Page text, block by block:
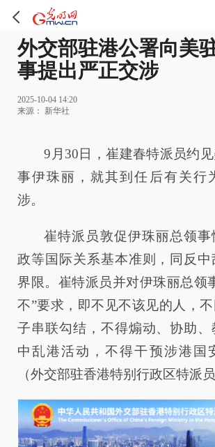
外交部驻港公署向美
事提出严正交涉
2025-10-04 14:20
来源： 新华社
9月30日，崔建春特派员约
事伊珠丽，就其到任后有关行
涉。
崔特派员敦促伊珠丽总领事
政等国际关系基本准则，同反
界限。崔特派员并对伊珠丽总领
不”要求，即不见不该见的人，
子串联勾结，不得煽动、协助、
中乱港活动，不得干预涉港国
（外交部驻香港特别行政区特派